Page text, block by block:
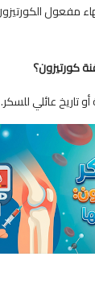
كورتيزون؟
عائلي للسكر.